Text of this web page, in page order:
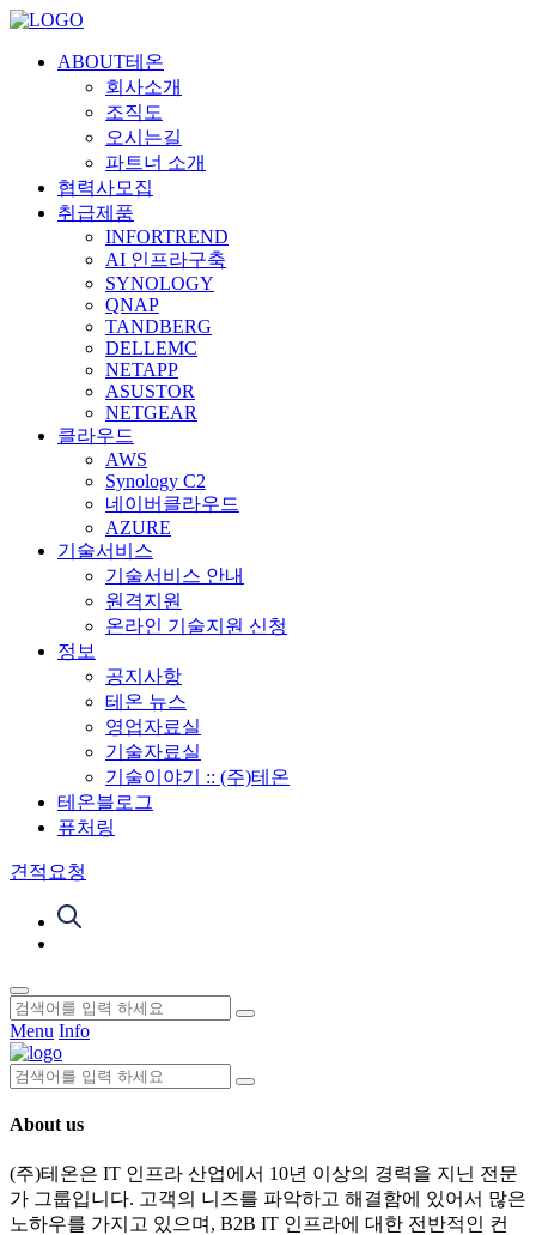
ABOUT테온
회사소개
조직도
오시는길
파트너 소개
협력사모집
취급제품
INFORTREND
AI 인프라구축
SYNOLOGY
QNAP
TANDBERG
DELLEMC
NETAPP
ASUSTOR
NETGEAR
클라우드
AWS
Synology C2
네이버클라우드
AZURE
기술서비스
기술서비스 안내
원격지원
온라인 기술지원 신청
정보
공지사항
테온 뉴스
영업자료실
기술자료실
기술이야기 :: (주)테온
테온블로그
퓨처링
견적요청
Menu Info
About us
(주)테온은 IT 인프라 산업에서 10년 이상의 경력을 지닌 전문
가 그룹입니다. 고객의 니즈를 파악하고 해결함에 있어서 많은
노하우를 가지고 있으며, B2B IT 인프라에 대한 전반적인 컨